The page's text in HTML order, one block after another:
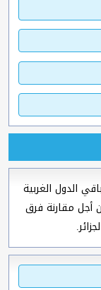
الدول الغربية
أجل مقارنة فرق